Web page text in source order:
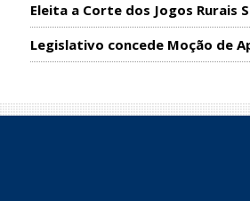
Eleita a Corte dos Jogos Rurais
Legislativo concede Moção de